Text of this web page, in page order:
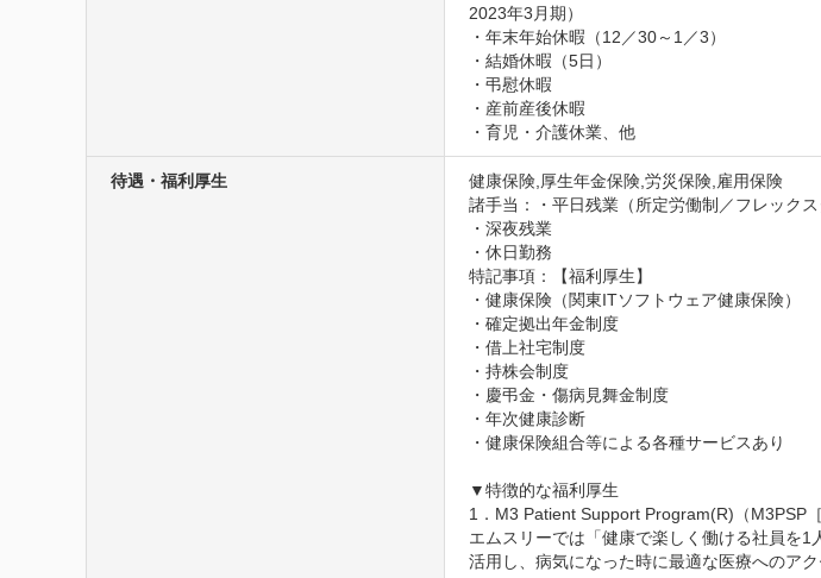
2023年3月期）
・年末年始休暇（12／30～1／3）
・結婚休暇（5日）
・弔慰休暇
・産前産後休暇
・育児・介護休業、他
待遇・福利厚生
健康保険,厚生年金保険,労災保険,雇用保険
諸手当：・平日残業（所定労働制／フレックス
・深夜残業
・休日勤務
特記事項：【福利厚生】
・健康保険（関東ITソフトウェア健康保険）
・確定拠出年金制度
・借上社宅制度
・持株会制度
・慶弔金・傷病見舞金制度
・年次健康診断
・健康保険組合等による各種サービスあり
▼特徴的な福利厚生
1．M3 Patient Support Program(R)（M3PSP［
エムスリーでは「健康で楽しく働ける社員を
活用し、病気になった時に最適な医療へのア